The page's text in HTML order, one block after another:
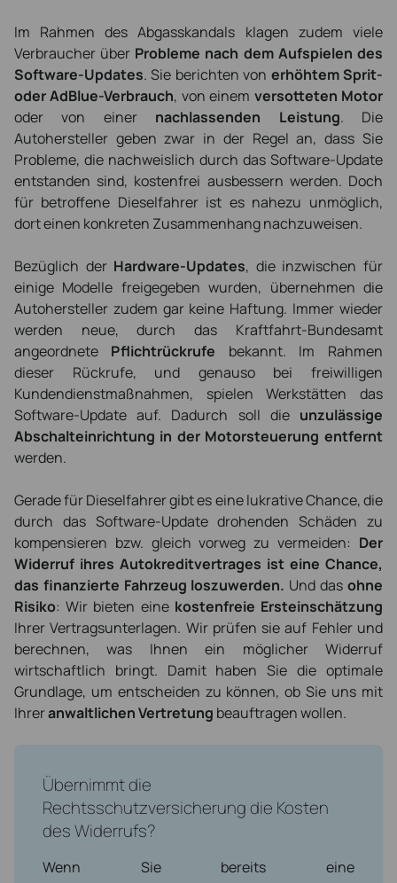
Im Rahmen des Abgasskandals klagen zudem viele
Verbraucher über Probleme nach dem Aufspielen des
Software-Updates. Sie berichten von erhöhtem Sprit-
oder AdBlue-Verbrauch, von einem versotteten Motor
oder von einer nachlassenden Leistung. Die
Autohersteller geben zwar in der Regel an, dass Sie
Probleme, die nachweislich durch das Software-Update
entstanden sind, kostenfrei ausbessern werden. Doch
für betroffene Dieselfahrer ist es nahezu unmöglich,
dort einen konkreten Zusammenhang nachzuweisen.
Bezüglich der Hardware-Updates, die inzwischen für
einige Modelle freigegeben wurden, übernehmen die
Autohersteller zudem gar keine Haftung. Immer wieder
werden neue, durch das Kraftfahrt-Bundesamt
angeordnete Pflichtrückrufe bekannt. Im Rahmen
dieser Rückrufe, und genauso bei freiwilligen
Kundendienstmaßnahmen, spielen Werkstätten das
Software-Update auf. Dadurch soll die unzulässige
Abschalteinrichtung in der Motorsteuerung entfernt
werden.
Gerade für Dieselfahrer gibt es eine lukrative Chance, die
durch das Software-Update drohenden Schäden zu
kompensieren bzw. gleich vorweg zu vermeiden: Der
Widerruf ihres Autokreditvertrages ist eine Chance,
das finanzierte Fahrzeug loszuwerden. Und das ohne
Risiko: Wir bieten eine kostenfreie Ersteinschätzung
Ihrer Vertragsunterlagen. Wir prüfen sie auf Fehler und
berechnen, was Ihnen ein möglicher Widerruf
wirtschaftlich bringt. Damit haben Sie die optimale
Grundlage, um entscheiden zu können, ob Sie uns mit
Ihreranwaltlichen Vertretung beauftragen wollen.
Übernimmt die
Rechtsschutzversicherung die Kosten
des Widerrufs?
Wenn Sie bereits eine